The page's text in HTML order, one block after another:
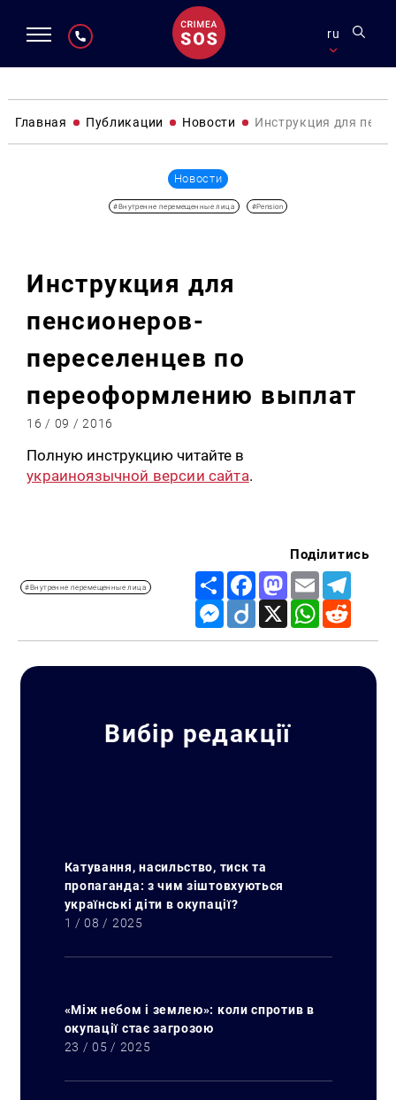
ru
Главная Публикации Новости Инструкция для
Новости
#Внутренне перемещенные лица #Pension
Инструкция для
пенсионеров-
переселенцев по
переоформлению выплат
16 / 09 / 2016
Полную инструкцию читайте в
украиноязычной версии сайта.
#Внутренне перемещенные лица
Поділитись
Share FacebookMastodon
Email
Messenger
Diigo X WhatsApp
Вибір редакції
Катування, насильство, тиск та
пропаганда: з чим зіштовхуються
українські діти в окупації?
1 / 08 / 2025
«Між небом і землею»: коли спротив в
окупації стає загрозою
23 / 05 / 2025